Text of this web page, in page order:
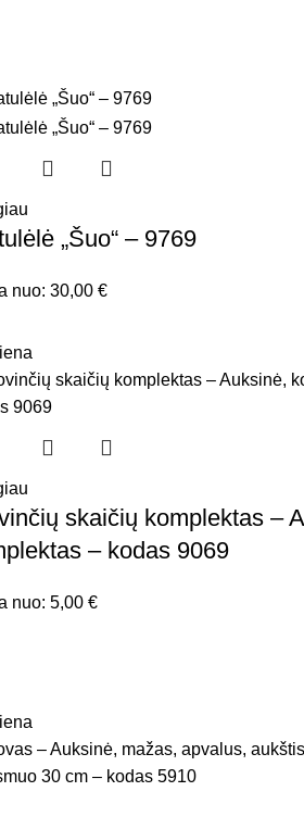
„Šuo“ – 9769
nuo: 30,00 €
skaičių komplektas –
– kodas 9069
nuo: 5,00 €